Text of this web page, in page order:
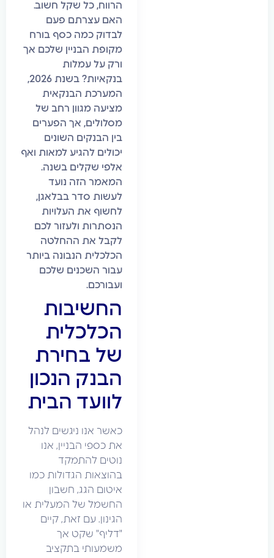
הרווח, כל שקל חשוב.
האם עצרתם פעם
לבדוק כמה כסף בורח
מקופת הבניין שלכם אך
ורק על עמלות
בנקאיות? בשנת 2026,
המערכת הבנקאית
מציעה מגוון רחב של
מסלולים, אך הפערים
בין הבנקים השונים
יכולים להגיע למאות ואף
אלפי שקלים בשנה.
המאמר הזה נועד
לעשות סדר בבלאגן,
לחשוף את העלויות
הנסתרות ולעזור לכם
לקבל את ההחלטה
הכלכלית הנבונה ביותר
עבור השכנים שלכם
ועבורכם.
החשיבות
הכלכלית
של בחירת
הבנק הנכון
לוועד הבית
כאשר אנו ניגשים לנהל
את כספי הבניין, אנו
נוטים להתמקד
בהוצאות הגדולות כמו
איטום הגג, חשבון
החשמל של המעלית או
הגינון. עם זאת, קיים
"דליף" שקט אך
משמעותי בתקציב